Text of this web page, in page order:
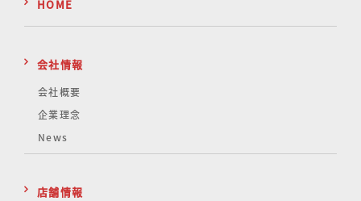
HOME
会社情報
会社概要
企業理念
News
店舗情報